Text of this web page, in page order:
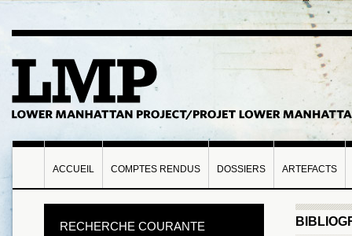
ACCUEIL COMPTES RENDUS DOSSIERS ARTEFACTS
RECHERCHE COURANTE